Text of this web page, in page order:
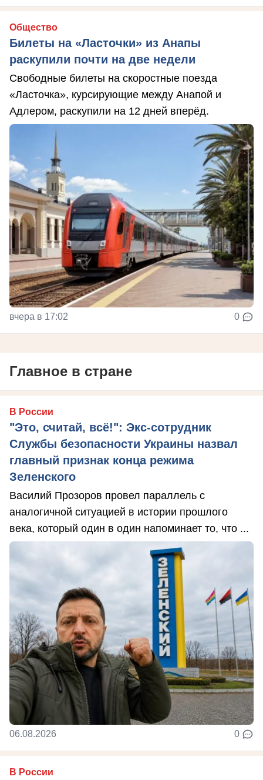
Общество
Билеты на «Ласточки» из Анапы
раскупили почти на две недели
Свободные билеты на скоростные поезда
«Ласточка», курсирующие между Анапой и
Адлером, раскупили на 12 дней вперёд.
вчера в 17:02 0
Главное в стране
В России
"Это, считай, всё!": Экс-сотрудник
Службы безопасности Украины назвал
главный признак конца режима
Зеленского
Василий Прозоров провел параллель с
аналогичной ситуацией в истории прошлого
века, который один в один напоминает то, что ...
06.08.2026 0
В России